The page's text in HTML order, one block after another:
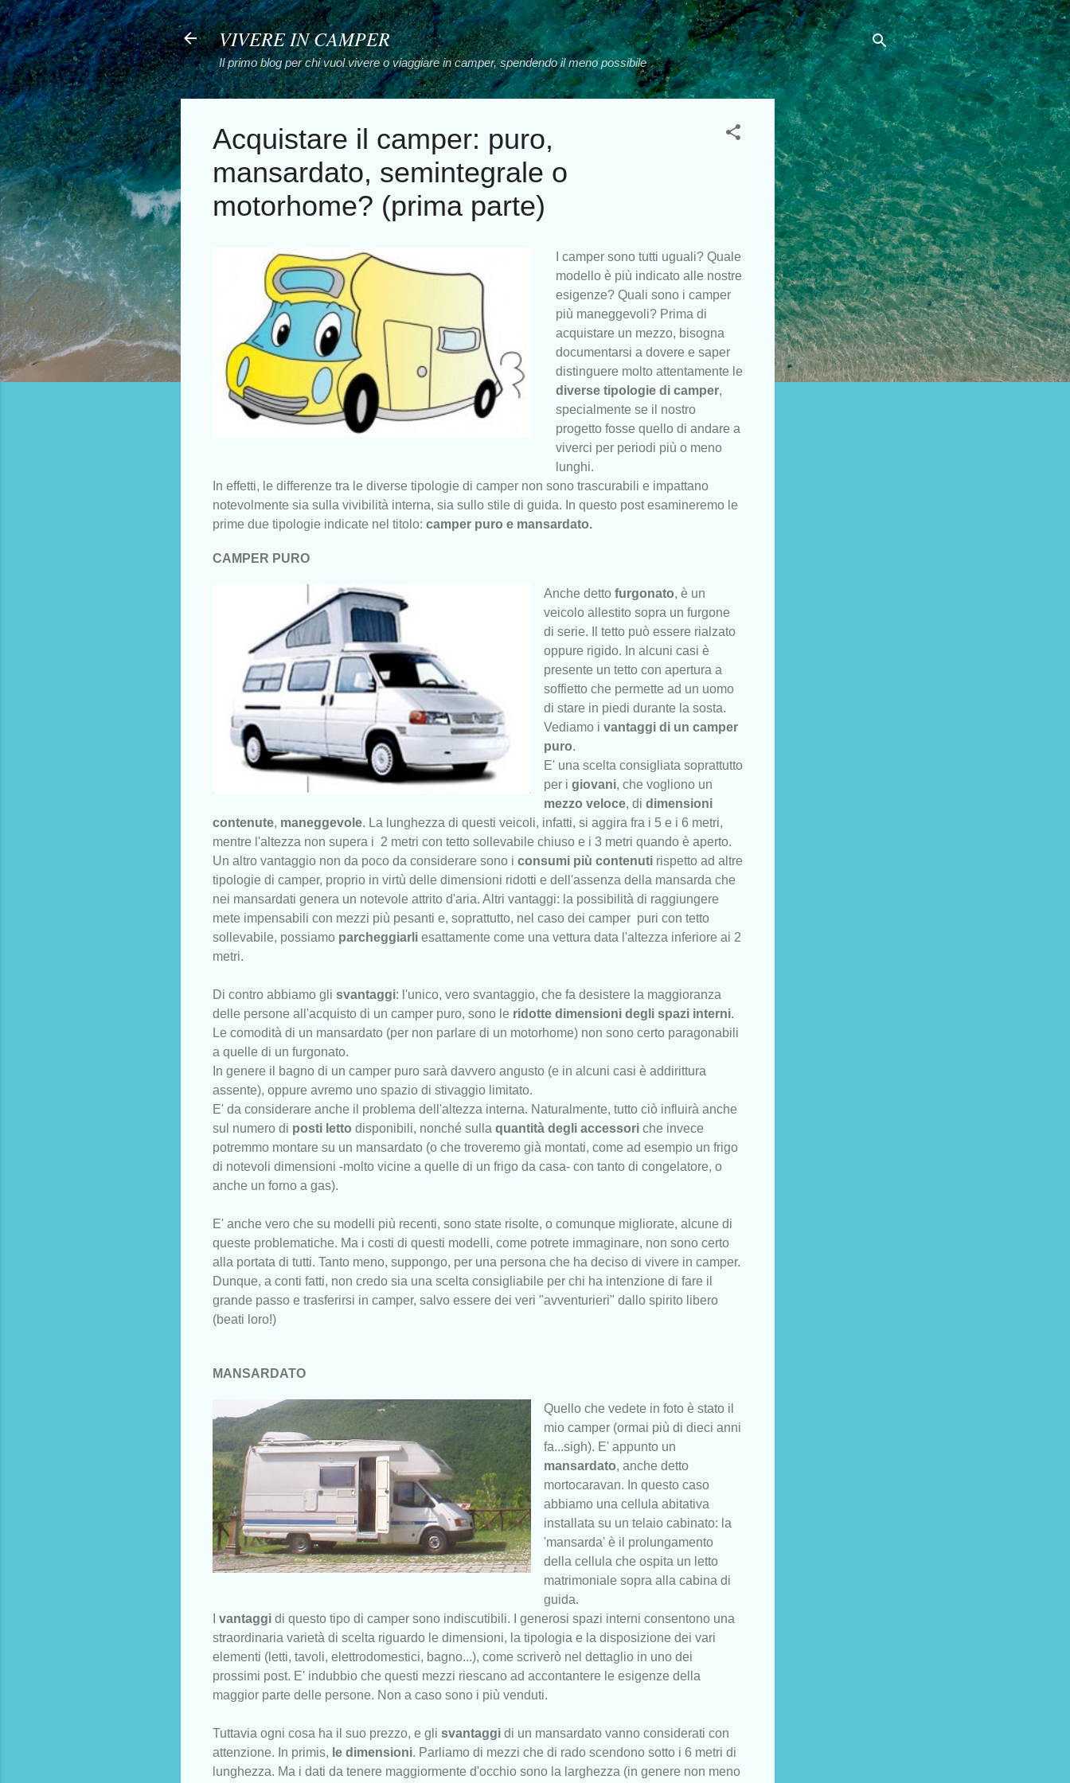
Passa ai contenuti principali
VIVERE IN CAMPER
Il primo blog per chi vuol vivere o viaggiare in camper, spendendo il meno possibile
Acquistare il camper: puro,
mansardato, semintegrale o
motorhome? (prima parte)
I camper sono tutti uguali? Quale
modello è più indicato alle nostre
esigenze? Quali sono i camper
più maneggevoli? Prima di
acquistare un mezzo, bisogna
documentarsi a dovere e saper
distinguere molto attentamente le
diverse tipologie di camper,
specialmente se il nostro
progetto fosse quello di andare a
viverci per periodi più o meno
lunghi.
In effetti, le differenze tra le diverse tipologie di camper non sono trascurabili e impattano
notevolmente sia sulla vivibilità interna, sia sullo stile di guida. In questo post esamineremo le
prime due tipologie indicate nel titolo: camper puro e mansardato.
CAMPER PURO
Anche detto furgonato, è un
veicolo allestito sopra un furgone
di serie. Il tetto può essere rialzato
oppure rigido. In alcuni casi è
presente un tetto con apertura a
soffietto che permette ad un uomo
di stare in piedi durante la sosta.
Vediamo i vantaggi di un camper
puro.
E' una scelta consigliata soprattutto
per i giovani, che vogliono un
mezzo veloce, di dimensioni
contenute, maneggevole. La lunghezza di questi veicoli, infatti, si aggira fra i 5 e i 6 metri,
mentre l'altezza non supera i 2 metri con tetto sollevabile chiuso e i 3 metri quando è aperto.
Un altro vantaggio non da poco da considerare sono i consumi più contenuti rispetto ad altre
tipologie di camper, proprio in virtù delle dimensioni ridotti e dell'assenza della mansarda che
nei mansardati genera un notevole attrito d'aria. Altri vantaggi: la possibilità di raggiungere
mete impensabili con mezzi più pesanti e, soprattutto, nel caso dei camper puri con tetto
sollevabile, possiamo parcheggiarli esattamente come una vettura data l'altezza inferiore ai 2
metri.
Di contro abbiamo gli svantaggi: l'unico, vero svantaggio, che fa desistere la maggioranza
delle persone all'acquisto di un camper puro, sono le ridotte dimensioni degli spazi interni.
Le comodità di un mansardato (per non parlare di un motorhome) non sono certo paragonabili
a quelle di un furgonato.
In genere il bagno di un camper puro sarà davvero angusto (e in alcuni casi è addirittura
assente), oppure avremo uno spazio di stivaggio limitato.
E' da considerare anche il problema dell'altezza interna. Naturalmente, tutto ciò influirà anche
sul numero di posti letto disponibili, nonché sulla quantità degli accessori che invece
potremmo montare su un mansardato (o che troveremo già montati, come ad esempio un frigo
di notevoli dimensioni -molto vicine a quelle di un frigo da casa- con tanto di congelatore, o
anche un forno a gas).
E' anche vero che su modelli più recenti, sono state risolte, o comunque migliorate, alcune di
queste problematiche. Ma i costi di questi modelli, come potrete immaginare, non sono certo
alla portata di tutti. Tanto meno, suppongo, per una persona che ha deciso di vivere in camper.
Dunque, a conti fatti, non credo sia una scelta consigliabile per chi ha intenzione di fare il
grande passo e trasferirsi in camper, salvo essere dei veri "avventurieri" dallo spirito libero
(beati loro!)
MANSARDATO
Quello che vedete in foto è stato il
mio camper (ormai più di dieci anni
fa...sigh). E' appunto un
mansardato, anche detto
mortocaravan. In questo caso
abbiamo una cellula abitativa
installata su un telaio cabinato: la
'mansarda' è il prolungamento
della cellula che ospita un letto
matrimoniale sopra alla cabina di
guida.
vantaggi di questo tipo di camper sono indiscutibili. I generosi spazi interni consentono una
straordinaria varietà di scelta riguardo le dimensioni, la tipologia e la disposizione dei vari
elementi (letti, tavoli, elettrodomestici, bagno...), come scriverò nel dettaglio in uno dei
prossimi post. E' indubbio che questi mezzi riescano ad accontantere le esigenze della
maggior parte delle persone. Non a caso sono i più venduti.
Tuttavia ogni cosa ha il suo prezzo, e gli svantaggi di un mansardato vanno considerati con
attenzione. In primis, le dimensioni. Parliamo di mezzi che di rado scendono sotto i 6 metri di
lunghezza. Ma i dati da tenere maggiormente d'occhio sono la larghezza (in genere non meno